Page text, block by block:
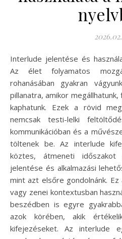
Interlude jelentése és használata a mindennapi nyelvben
Az élet folyamatos
rohanásában gyakran
pillanatra, amikor
kaphatunk. Ezek a rövid
nemcsak testi-lelki
kommunikációban és a
töltenek be. Az interlude
köztes, átmeneti időszakot
jelentése és alkalmazási
mint azt elsőre gondolnánk.
vagy zenei kontextusban
beszédben is egyre
azok körében, akik
kifejezéseket. Az interlude